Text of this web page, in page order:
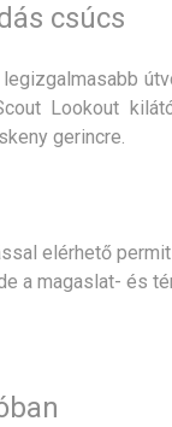
csúcs
Lookout
gerincre.
elérhető
a magaslat- és